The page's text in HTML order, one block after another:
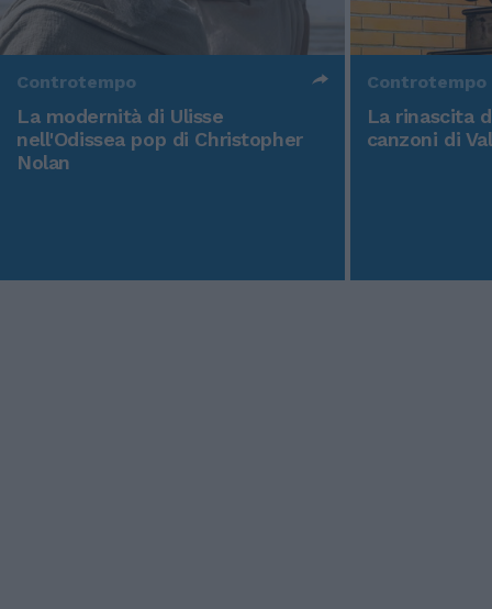
Controtempo
La modernità di Ulisse
nell'Odissea pop di Christopher
Nolan
Controtempo
La rinascita
canzoni di